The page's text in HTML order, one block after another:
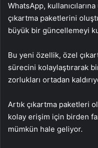
WhatsApp,
çıkartma paketlerini
büyük bir güncellemeyi
Bu yeni özellik, özel
sürecini kolaylaştırarak
zorlukları ortadan
Artık çıkartma paketleri
kolay erişim için birden
mümkün hale geliyor.